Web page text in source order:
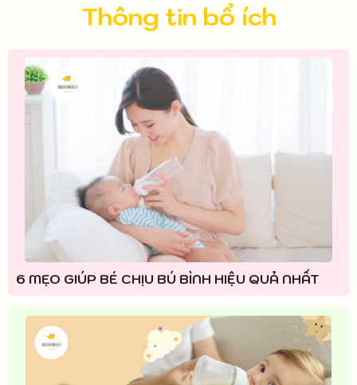
Thông tin bổ ích
6 MẸO GIÚP BÉ CHỊU BÚ BÌNH HIỆU QUẢ NHẤT